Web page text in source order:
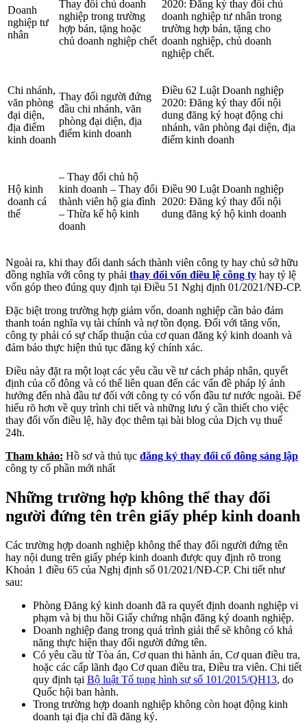
Doanh
nghiệp tư
nhân
Thay đổi chủ doanh
nghiệp trong trường
hợp bán, tặng hoặc
chủ doanh nghiệp chết
2020: Đăng ký thay đổi chủ
doanh nghiệp tư nhân trong
trường hợp bán, tặng cho
doanh nghiệp, chủ doanh
nghiệp chết.
Chi nhánh,
văn phòng
đại diện,
địa điểm
kinh doanh
Thay đổi người đứng
đầu chi nhánh, văn
phòng đại diện, địa
điểm kinh doanh
Điều 62 Luật Doanh nghiệp
2020: Đăng ký thay đổi nội
dung đăng ký hoạt động chi
nhánh, văn phòng đại diện, địa
điểm kinh doanh
Hộ kinh
doanh cá
thể
– Thay đổi chủ hộ
kinh doanh – Thay đổi
thành viên hộ gia đình
– Thừa kế hộ kinh
doanh
Điều 90 Luật Doanh nghiệp
2020: Đăng ký thay đổi nội
dung đăng ký hộ kinh doanh
Ngoài ra, khi thay đổi danh sách thành viên công ty hay chủ sở hữu
đồng nghĩa với công ty phải thay đổi vốn điều lệ công ty hay tỷ lệ
vốn góp theo đúng quy định tại Điều 51 Nghị định 01/2021/NĐ-CP.
Đặc biệt trong trường hợp giảm vốn, doanh nghiệp cần bảo đảm
thanh toán nghĩa vụ tài chính và nợ tồn đọng. Đối với tăng vốn,
công ty phải có sự chấp thuận của cơ quan đăng ký kinh doanh và
đảm bảo thực hiện thủ tục đăng ký chính xác.
Điều này đặt ra một loạt các yêu cầu về tư cách pháp nhân, quyết
định của cổ đông và có thể liên quan đến các vấn đề pháp lý ảnh
hưởng đến nhà đầu tư đối với công ty có vốn đầu tư nước ngoài. Để
hiểu rõ hơn về quy trình chi tiết và những lưu ý cần thiết cho việc
thay đổi vốn điều lệ, hãy đọc thêm tại bài blog của Dịch vụ thuế
24h.
Tham khảo: Hồ sơ và thủ tục đăng ký thay đổi cổ đông sáng lập
công ty cổ phần mới nhất
Những trường hợp không thể thay đổi
người đứng tên trên giấy phép kinh doanh
Các trường hợp doanh nghiệp không thể thay đổi người đứng tên
hay nội dung trên giấy phép kinh doanh được quy định rõ trong
Khoản 1 điều 65 của Nghị định số 01/2021/NĐ-CP. Chi tiết như
sau:
Phòng Đăng ký kinh doanh đã ra quyết định doanh nghiệp vi
phạm và bị thu hồi Giấy chứng nhận đăng ký doanh nghiệp.
Doanh nghiệp đang trong quá trình giải thể sẽ không có khả
năng thực hiện thay đổi người đứng tên.
Có yêu cầu từ Tòa án, Cơ quan thi hành án, Cơ quan điều tra,
hoặc các cấp lãnh đạo Cơ quan điều tra, Điều tra viên. Chi tiết
quy định tại Bộ luật Tố tụng hình sự số 101/2015/QH13, do
Quốc hội ban hành.
Trong trường hợp doanh nghiệp không còn hoạt động kinh
doanh tại địa chỉ đã đăng ký.